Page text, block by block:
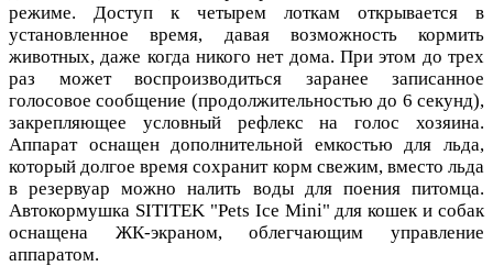
режиме. Доступ к четырем лоткам открывается в
установленное время, давая возможность кормить
животных, даже когда никого нет дома. При этом до трех
раз может воспроизводиться заранее записанное
голосовое сообщение (продолжительностью до 6 секунд),
закрепляющее условный рефлекс на голос хозяина.
Аппарат оснащен дополнительной емкостью для льда,
который долгое время сохранит корм свежим, вместо льда
в резервуар можно налить воды для поения питомца.
Автокормушка SITITEK "Pets Ice Mini" для кошек и собак
оснащена ЖК-экраном, облегчающим управление
аппаратом.